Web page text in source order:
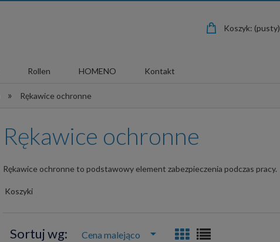
Koszyk: (pusty)
Rollen HOMENO Kontakt
» Rękawice ochronne
Rękawice ochronne
Rękawice ochronne to podstawowy element zabezpieczenia podczas pracy.
Koszyki
Sortuj wg: Cena malejąco